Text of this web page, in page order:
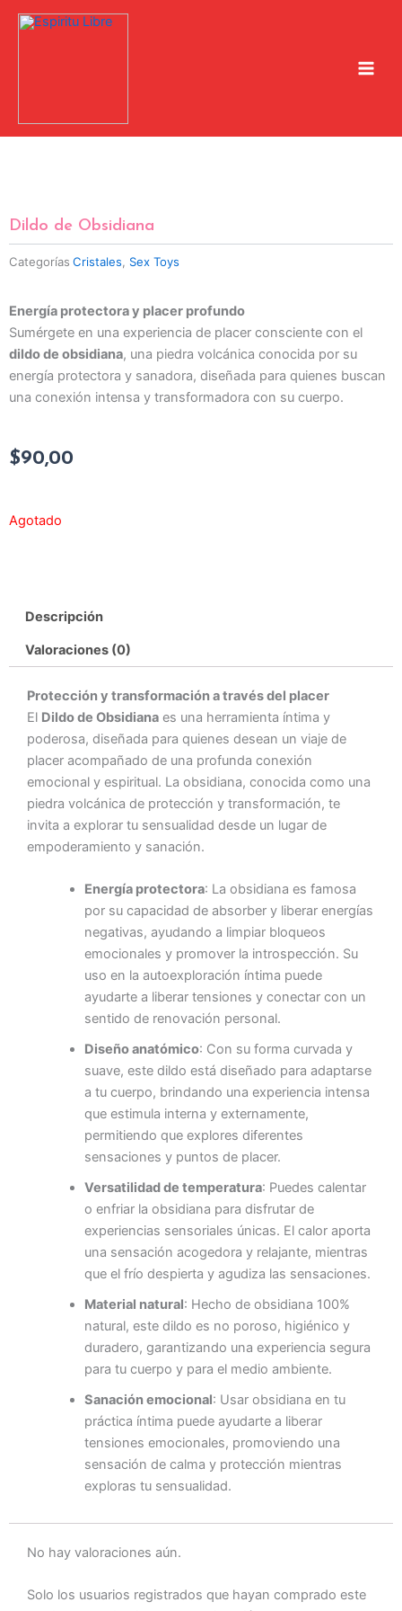
Dildo de Obsidiana
Categorías Cristales Sex Toys
Energía protectora y placer profundo
Sumérgete en una experiencia de placer consciente con el
dildo de obsidiana, una piedra volcánica conocida por su
energía protectora y sanadora, diseñada para quienes buscan
una conexión intensa y transformadora con su cuerpo.
$90,00
Agotado
Descripción
Valoraciones (0)
Protección y transformación a través del placer
El Dildo de Obsidiana es una herramienta íntima y
poderosa, diseñada para quienes desean un viaje de
placer acompañado de una profunda conexión
emocional y espiritual. La obsidiana, conocida como una
piedra volcánica de protección y transformación, te
invita a explorar tu sensualidad desde un lugar de
empoderamiento y sanación.
Energía protectora: La obsidiana es famosa
por su capacidad de absorber y liberar energías
negativas, ayudando a limpiar bloqueos
emocionales y promover la introspección. Su
uso en la autoexploración íntima puede
ayudarte a liberar tensiones y conectar con un
sentido de renovación personal.
Diseño anatómico: Con su forma curvada y
suave, este dildo está diseñado para adaptarse
a tu cuerpo, brindando una experiencia intensa
que estimula interna y externamente,
permitiendo que explores diferentes
sensaciones y puntos de placer.
Versatilidad de temperatura: Puedes calentar
o enfriar la obsidiana para disfrutar de
experiencias sensoriales únicas. El calor aporta
una sensación acogedora y relajante, mientras
que el frío despierta y agudiza las sensaciones.
Material natural: Hecho de obsidiana 100%
natural, este dildo es no poroso, higiénico y
duradero, garantizando una experiencia segura
para tu cuerpo y para el medio ambiente.
Sanación emocional: Usar obsidiana en tu
práctica íntima puede ayudarte a liberar
tensiones emocionales, promoviendo una
sensación de calma y protección mientras
exploras tu sensualidad.
No hay valoraciones aún.
Solo los usuarios registrados que hayan comprado este